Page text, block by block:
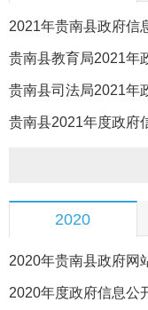
2021年贵南县政府信
贵南县教育局2021年
贵南县司法局2021年
贵南县2021年度政府
2020
2020年贵南县政府网
2020年度政府信息公